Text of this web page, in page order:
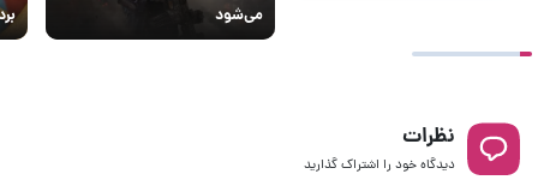
می‌شود
بردز ۳
نظرات
دیدگاه خود را اشتراک گذارید